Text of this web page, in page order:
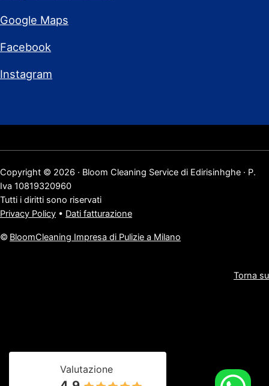
Valutazione
Google Maps
Facebook
Instagram
Copyright © 2026 · Bloom Cleaning Service di Edirisinhghe · P.
Iva 10819320960
Tutti i diritti sono riservati
Privacy Policy • Dati fatturazione
© BloomCleaning Impresa di Pulizie a Milano
Torna su